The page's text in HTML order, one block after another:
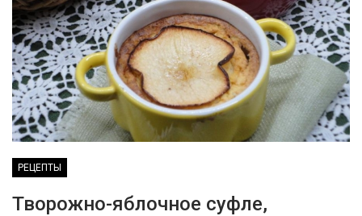
РЕЦЕПТЫ
Творожно-яблочное суфле,